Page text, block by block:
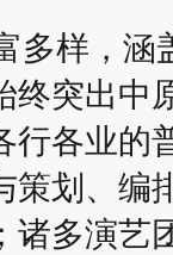
多样，涵
终突出中
行各业的
策划、编
诸多演艺